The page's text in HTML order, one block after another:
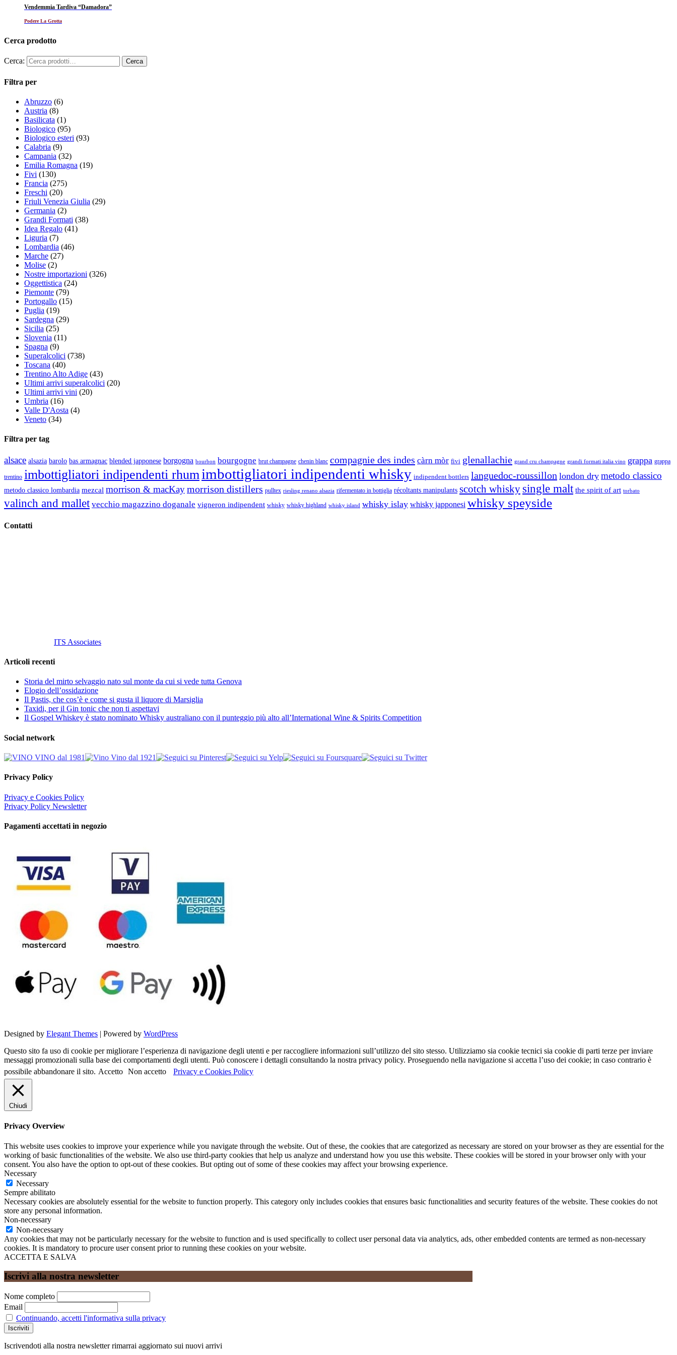
Vendemmia Tardiva “Damadora”
Podere La Grotta
Cerca prodotto
Cerca:
Filtra per
Abruzzo (6)
Austria (8)
Basilicata (1)
Biologico (95)
Biologico esteri (93)
Calabria (9)
Campania (32)
Emilia Romagna (19)
Fivi (130)
Francia (275)
Freschi (20)
Friuli Venezia Giulia (29)
Germania (2)
Grandi Formati (38)
Idea Regalo (41)
Liguria (7)
Lombardia (46)
Marche (27)
Molise (2)
Nostre importazioni (326)
Oggettistica (24)
Piemonte (79)
Portogallo (15)
Puglia (19)
Sardegna (29)
Sicilia (25)
Slovenia (11)
Spagna (9)
Superalcolici (738)
Toscana (40)
Trentino Alto Adige (43)
Ultimi arrivi superalcolici (20)
Ultimi arrivi vini (20)
Umbria (16)
Valle D'Aosta (4)
Veneto (34)
Filtra per tag
alsace alsazia barolo bas armagnac blended japponese borgogna bourbon bourgogne brut champagne chenin blanc compagnie des indes càrn mòr fivi glenallachie grand cru champagne grandi formati italia vino grappa grappa
trentino imbottigliatori indipendenti rhumimbottigliatori indipendenti whisky indipendent bottlers languedoc-roussillon london dry metodo classico
metodo classico lombardia mezcal morrison & macKaymorrison distillers pulltex riesling renano alsazia rifermentato in bottiglia récoltants manipulants scotch whisky single malt the spirit of art torbato
valinch and mallet vecchio magazzino doganale vigneron indipendent whisky whisky highland whisky island whisky islay whisky japponesi whisky speyside
Contatti
ITS Associates
Articoli recenti
Storia del mirto selvaggio nato sul monte da cui si vede tutta Genova
Elogio dell’ossidazione
Il Pastis, che cos’è e come si gusta il liquore di Marsiglia
Taxidi, per il Gin tonic che non ti aspettavi
Il Gospel Whiskey è stato nominato Whisky australiano con il punteggio più alto all’International Wine & Spirits Competition
Social network
Privacy Policy
Privacy e Cookies Policy
Privacy Policy Newsletter
Pagamenti accettati in negozio
Designed by Elegant Themes | Powered by WordPress
Questo sito fa uso di cookie per migliorare l’esperienza di navigazione degli utenti e per raccogliere informazioni sull’utilizzo del sito stesso. Utilizziamo sia cookie tecnici sia cookie di parti terze per inviare
messaggi promozionali sulla base dei comportamenti degli utenti. Può conoscere i dettagli consultando la nostra privacy policy. Proseguendo nella navigazione si accetta l’uso dei cookie; in caso contrario è
possibile abbandonare il sito. Accetto Non accetto Privacy e Cookies Policy
Chiudi
Privacy Overview
This website uses cookies to improve your experience while you navigate through the website. Out of these, the cookies that are categorized as necessary are stored on your browser as they are essential for the
working of basic functionalities of the website. We also use third-party cookies that help us analyze and understand how you use this website. These cookies will be stored in your browser only with your
consent. You also have the option to opt-out of these cookies. But opting out of some of these cookies may affect your browsing experience.
Necessary
Necessary
Sempre abilitato
Necessary cookies are absolutely essential for the website to function properly. This category only includes cookies that ensures basic functionalities and security features of the website. These cookies do not
store any personal information.
Non-necessary
Non-necessary
Any cookies that may not be particularly necessary for the website to function and is used specifically to collect user personal data via analytics, ads, other embedded contents are termed as non-necessary
cookies. It is mandatory to procure user consent prior to running these cookies on your website.
ACCETTA E SALVA
Iscrivi alla nostra newsletter
Nome completo
Email
Continuando, accetti l'informativa sulla privacy
Iscrivendoti alla nostra newsletter rimarrai aggiornato sui nuovi arrivi